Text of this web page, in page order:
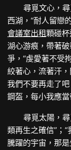
尋覓文心，
西湖，“耐人留戀
會議室出租顆碰
湖心游痕，帶著
爭，“虔愛著不受
絞著心，流著汗
我們不要再走了
鋼盔，每小我應當
尋覓太陽，
類再生之確信”；
騰躍的宇宙，那